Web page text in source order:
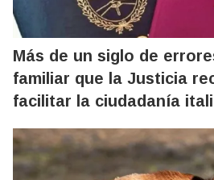
Más de un siglo de
familiar que la Justicia
facilitar la ciudadanía